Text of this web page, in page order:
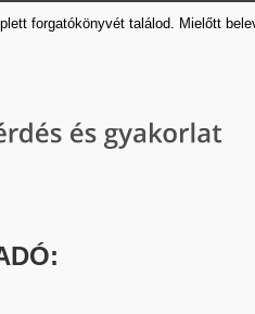
forgatókönyvét találod. Mielőtt